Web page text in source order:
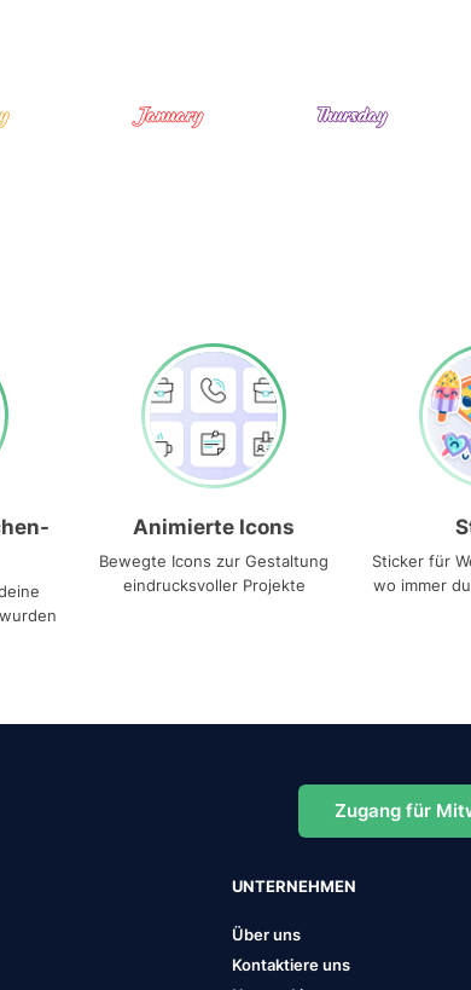
Animierte Icons
Bewegte Icons zur Gestaltung
eindrucksvoller Projekte
Sticker für
wo immer
Zugang für
UNTERNEHMEN
Über uns
Kontaktiere uns